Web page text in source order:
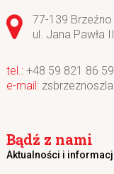
Adres
77-139
ul. Jana Pawła
+48 59 821 86 59
Bądź z nami
Aktualności i